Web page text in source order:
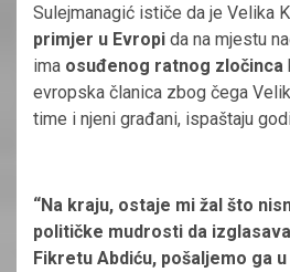
Sulejmanagić ističe da je Velika
primjer u Evropi da na mjestu
ima osuđenog ratnog zločinca
evropska članica zbog čega
time i njeni građani, ispaštaju
“Na kraju, ostaje mi žal što
političke mudrosti da
Fikretu Abdiću, pošaljemo ga